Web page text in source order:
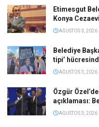
Etimesgut
Konya
AĞUSTOS 3, 2026
Belediye
tipi’
AĞUSTOS 3, 2026
Özgür
açıklaması:
AĞUSTOS 3, 2026